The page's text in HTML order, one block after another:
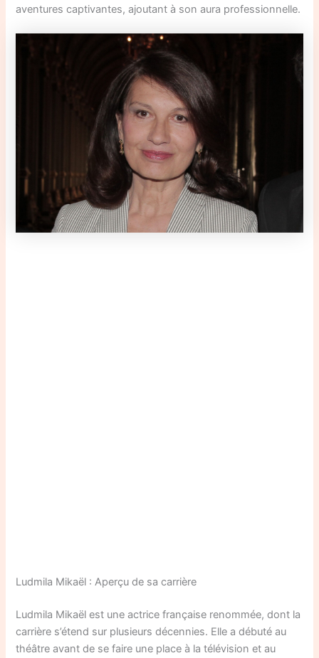
aventures captivantes, ajoutant à son aura professionnelle.
Ludmila Mikaël : Aperçu de sa carrière
Ludmila Mikaël est une actrice française renommée, dont la
carrière s’étend sur plusieurs décennies. Elle a débuté au
théâtre avant de se faire une place à la télévision et au